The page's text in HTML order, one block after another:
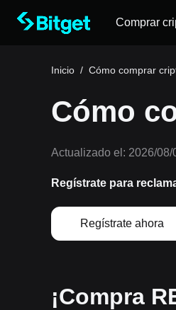
Comprar
Inicio / Cómo comprar
Cómo
Actualizado el: 2026/08/
Regístrate para
Regístrate ahora
¡Compra